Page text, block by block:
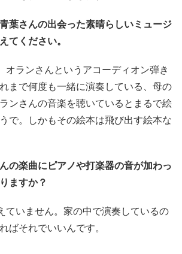
さんの出会った素晴らしいミュージ
てください。
オランさんというアコーディオン弾き
まで何度も一緒に演奏している、母の
ンさんの音楽を聴いているとまるで絵
で。しかもその絵本は飛び出す絵本な
楽曲にピアノや打楽器の音が加わっ
ますか？
ていません。家の中で演奏しているの
ばそれでいいんです。